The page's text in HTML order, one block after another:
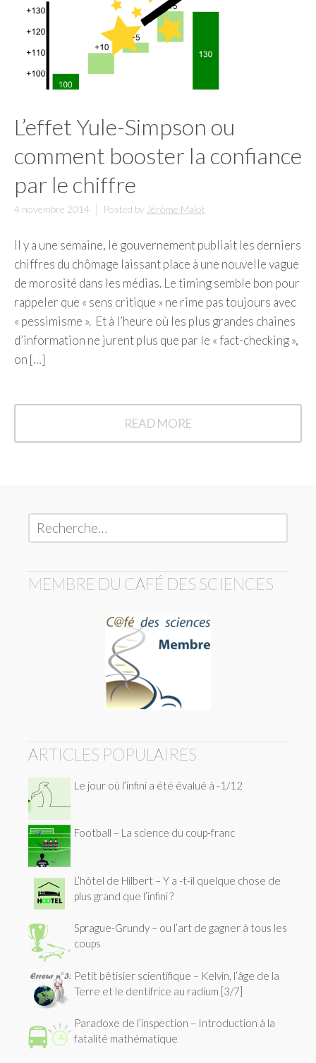
L’effet Yule-Simpson ou
comment booster la confiance
par le chiffre
4 novembre 2014 Posted by Jérôme Malot
Il y a une semaine, le gouvernement publiait les derniers
chiffres du chômage laissant place à une nouvelle vague
de morosité dans les médias. Le timing semble bon pour
rappeler que « sens critique » ne rime pas toujours avec
« pessimisme ». Et à l’heure où les plus grandes chaines
d’information ne jurent plus que par le « fact-checking »,
on […]
READ MORE
SIMPSON
PAR
CHIFFRE
Rechercher :
MEMBRE DU CAFÉ DES SCIENCES
ARTICLES POPULAIRES
Le jour où l’infini a été évalué à -1/12
Football – La science du coup-franc
L’hôtel de Hilbert – Y a -t-il quelque chose de
plus grand que l’infini ?
Sprague-Grundy – ou l’art de gagner à tous les
coups
Petit bêtisier scientifique – Kelvin, l’âge de la
Terre et le dentifrice au radium [3/7]
Paradoxe de l’inspection – Introduction à la
fatalité mathématique